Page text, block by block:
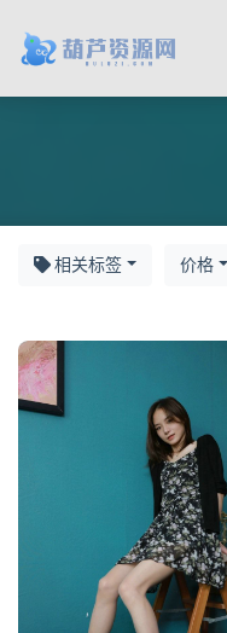
相关标签 价格